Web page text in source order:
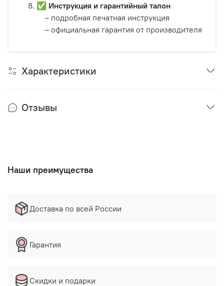
✅ Инструкция и гарантийный талон
– подробная печатная инструкция
– официальная гарантия от производителя
Характеристики
Отзывы
Наши преимущества
Доставка по всей России
Гарантия
Скидки и подарки